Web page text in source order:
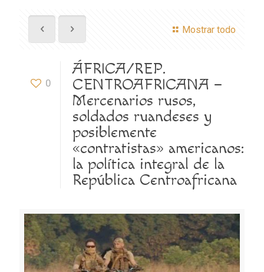
Mostrar todo
0
ÁFRICA/REP.
CENTROAFRICANA –
Mercenarios rusos,
soldados ruandeses y
posiblemente
«contratistas» americanos:
la política integral de la
República Centroafricana